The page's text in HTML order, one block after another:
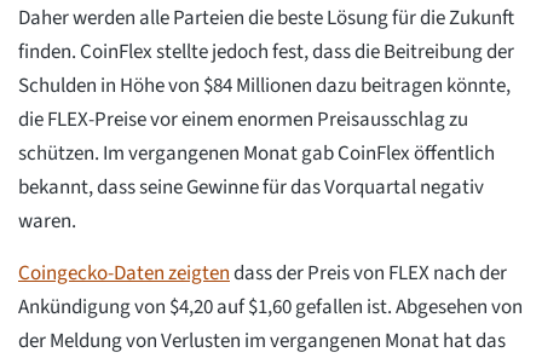
Daher werden alle Parteien die beste Lösung für die Zukunft
finden. CoinFlex stellte jedoch fest, dass die Beitreibung der
Schulden in Höhe von $84 Millionen dazu beitragen könnte,
die FLEX-Preise vor einem enormen Preisausschlag zu
schützen. Im vergangenen Monat gab CoinFlex öffentlich
bekannt, dass seine Gewinne für das Vorquartal negativ
waren.
Coingecko-Daten zeigtendass der Preis von FLEX nach der
Ankündigung von $4,20 auf $1,60 gefallen ist. Abgesehen von
der Meldung von Verlusten im vergangenen Monat hat das